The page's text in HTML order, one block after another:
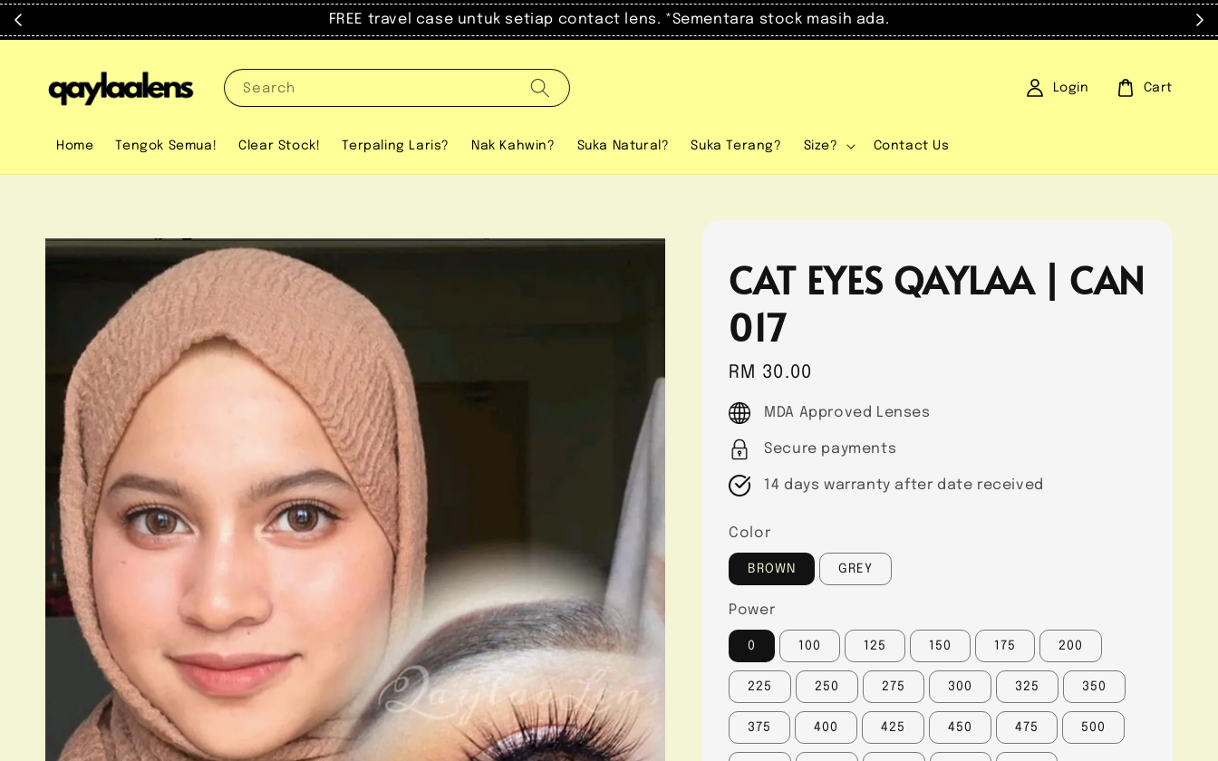
FREE travel case untuk setiap contact lens. *Sementara stock masih ada.
Search
Home Tengok Semua! Clear Stock! Terpaling Laris? Nak Kahwin? Suka Natural? Suka Terang? Size? Contact Us
Login Cart
CAT EYES QAYLAA | CAN
017
Regular
price
RM 30.00
MDA Approved Lenses
Secure payments
14 days warranty after date received
Color
BROWN GREY
Power
0 100 125 150 175 200
225 250 275 300 325 350
375 400 425 450 475 500